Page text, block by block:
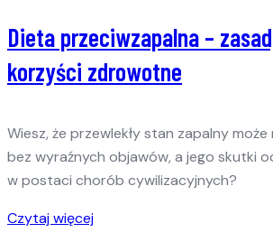
Dieta przeciwzapalna –
korzyści zdrowotne
Wiesz, że przewlekły stan zapalny
bez wyraźnych objawów, a jego skutki
w postaci chorób cywilizacyjnych?
Czytaj więcej